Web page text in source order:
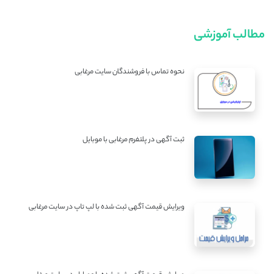
مطالب آموزشی
نحوه تماس با فروشندگان سایت مرغابی
ثبت آگهی در پلتفرم مرغابی با موبایل
ویرایش قیمت آگهی ثبت شده با لپ تاپ در سایت مرغابی